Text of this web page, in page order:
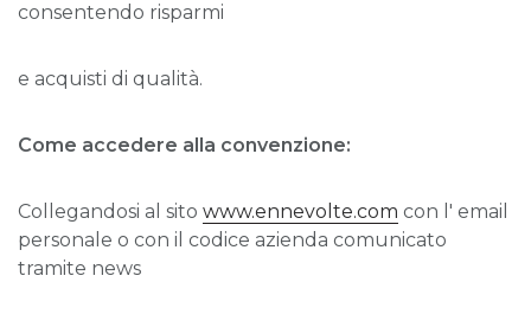
consentendo risparmi
e acquisti di qualità.
Come accedere alla convenzione:
Collegandosi al sito www.ennevolte.com con l' email
personale o con il codice azienda comunicato
tramite news